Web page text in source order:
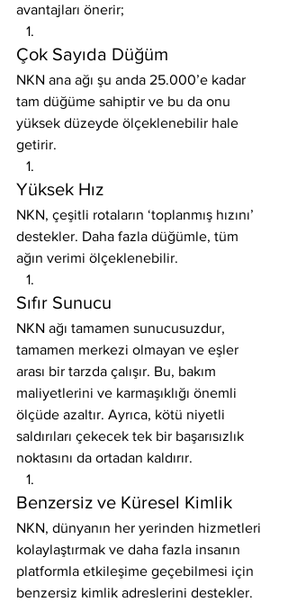
avantajları önerir;
Çok Sayıda Düğüm
NKN ana ağı şu anda 25.000’e kadar
tam düğüme sahiptir ve bu da onu
yüksek düzeyde ölçeklenebilir hale
getirir.
Yüksek Hız
NKN, çeşitli rotaların ‘toplanmış hızını’
destekler. Daha fazla düğümle, tüm
ağın verimi ölçeklenebilir.
Sıfır Sunucu
NKN ağı tamamen sunucusuzdur,
tamamen merkezi olmayan ve eşler
arası bir tarzda çalışır. Bu, bakım
maliyetlerini ve karmaşıklığı önemli
ölçüde azaltır. Ayrıca, kötü niyetli
saldırıları çekecek tek bir başarısızlık
noktasını da ortadan kaldırır.
Benzersiz ve Küresel Kimlik
NKN, dünyanın her yerinden hizmetleri
kolaylaştırmak ve daha fazla insanın
platformla etkileşime geçebilmesi için
benzersiz kimlik adreslerini destekler.